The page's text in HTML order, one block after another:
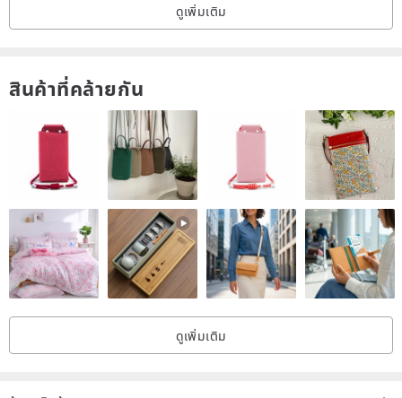
ดูเพิ่มเติม
สินค้าที่คล้ายกัน
ดูเพิ่มเติม